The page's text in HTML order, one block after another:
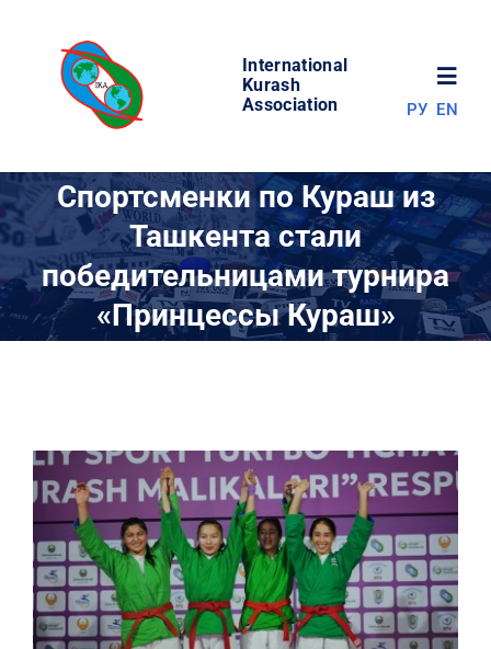
content
International
Kurash
Association
МИР КУРАША
ОБ АССОЦИАЦИИ
РЕЗУЛЬТАТЫ
КОНТАКТЫ
РУ EN
Спортсменки по Кураш из
Ташкента стали
победительницами турнира
«Принцессы Кураш»